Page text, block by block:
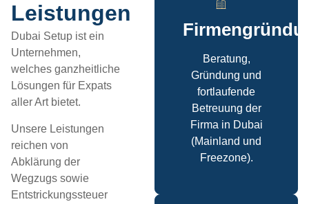
Leistungen
Dubai Setup ist ein
Unternehmen,
welches ganzheitliche
Lösungen für Expats
aller Art bietet.
Unsere Leistungen
reichen von
Abklärung der
Wegzugs sowie
Entstrickungssteuer
Beratung,
Gründung und
fortlaufende
Betreuung der
Firma in Dubai
(Mainland und
Freezone).